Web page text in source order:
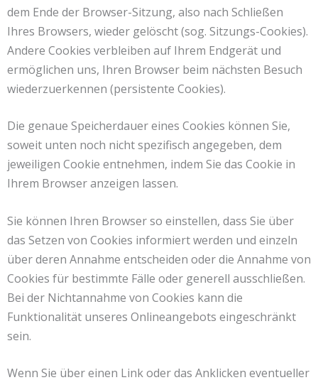
dem Ende der Browser-Sitzung, also nach Schließen
Ihres Browsers, wieder gelöscht (sog. Sitzungs-Cookies).
Andere Cookies verbleiben auf Ihrem Endgerät und
ermöglichen uns, Ihren Browser beim nächsten Besuch
wiederzuerkennen (persistente Cookies).
Die genaue Speicherdauer eines Cookies können Sie,
soweit unten noch nicht spezifisch angegeben, dem
jeweiligen Cookie entnehmen, indem Sie das Cookie in
Ihrem Browser anzeigen lassen.
Sie können Ihren Browser so einstellen, dass Sie über
das Setzen von Cookies informiert werden und einzeln
über deren Annahme entscheiden oder die Annahme von
Cookies für bestimmte Fälle oder generell ausschließen.
Bei der Nichtannahme von Cookies kann die
Funktionalität unseres Onlineangebots eingeschränkt
sein.
Wenn Sie über einen Link oder das Anklicken eventueller